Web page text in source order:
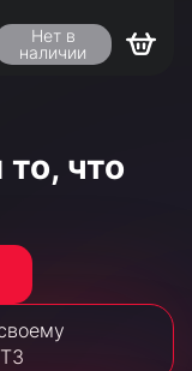
Нет в
наличии
что